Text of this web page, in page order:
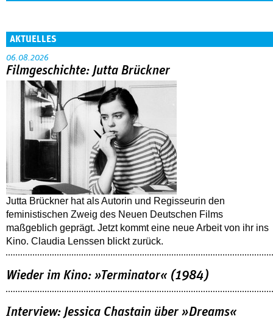
AKTUELLES
06.08.2026
Filmgeschichte: Jutta Brückner
Jutta Brückner hat als Autorin und Regisseurin den
feministischen Zweig des Neuen Deutschen Films
maßgeblich geprägt. Jetzt kommt eine neue Arbeit von ihr ins
Kino. Claudia Lenssen blickt zurück.
Wieder im Kino: »Terminator« (1984)
Interview: Jessica Chastain über »Dreams«